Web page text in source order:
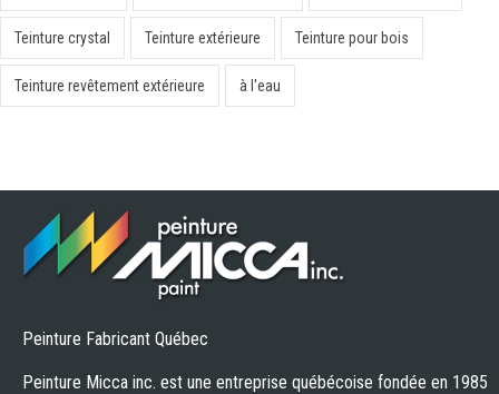
Teinture crystal Teinture extérieure Teinture pour bois
Teinture revêtement extérieure à l'eau
Peinture Fabricant Québec
Peinture Micca inc. est une entreprise québécoise fondée en 1985